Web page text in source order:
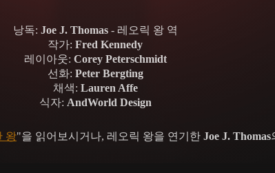
낭독: Joe J. Thomas- 레오릭 왕 역
작가: Fred Kennedy
레이아웃: Corey Peterschmidt
선화: Peter Bergting
채색: Lauren Affe
식자: AndWorld Design
왕"을 읽어보시거나, 레오릭 왕을 연기한 Joe J. Thomas